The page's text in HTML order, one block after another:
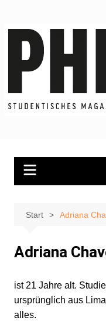
Start Adriana
Adriana
ist 21 Jahre alt.
ursprünglich aus
alles.